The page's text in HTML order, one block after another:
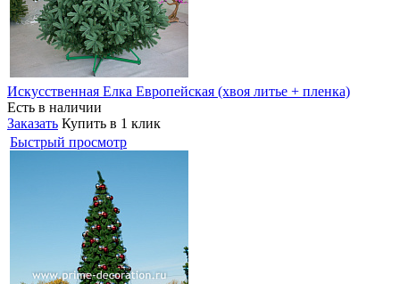
Искусственная Елка Европейская (хвоя литье + пленка)
Есть в наличии
Заказать Купить в 1 клик
Быстрый просмотр